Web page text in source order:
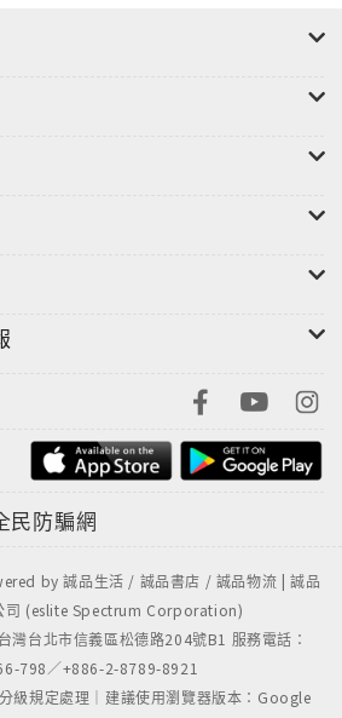
信仰，在臺灣由於廟宇遍佈各地
會活動，而王爺與媽祖則是台灣
眾祖籍等因素的不同，而各自呈
是遠古的傳說，民俗廟會是匯聚
中以元宵節提花燈，演變全省各
光局所辦的全國燈會，都能吸引
端午節是台灣重要民俗節日，各
賽，也都表現國人對於民俗節慶
木造及玻璃纖維為主，龍舟也分
來不同隊伍的大小，一般來說木造
維龍舟較為輕，由於沒有統一的規
活動，也是對於客家祖先的崇敬
古蹟風情之美三佰多年的歷史古
民遮城，也就是現在我們所稱的，
二座城堡在台灣的歷史發展上，
，目前都已核定為國家一級古蹟，
方，現在我們就帶著輕鬆的心情，
民防騙網
by 誠品生活 / 誠品書店 / 誠品物流 | 誠品
司 (eslite Spectrum Corporation)
灣台北市信義區松德路204號B1 服務電話：
798／+886-2-8789-8921
級規定處理｜建議使用瀏覽器版本：Google